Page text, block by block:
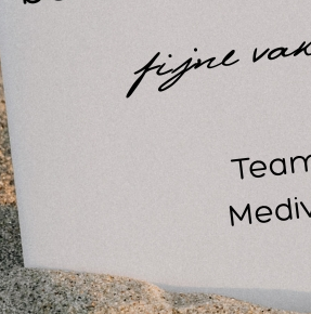
Daarnaast geeft een beige sporttape
Wellicht ook
-10%